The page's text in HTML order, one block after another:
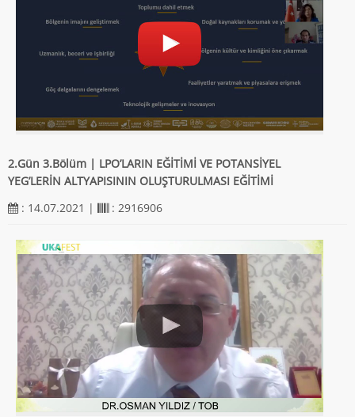
2.Gün 3.Bölüm | LPO’LARIN EĞİTİMİ VE POTANSİYEL
YEG’LERİN ALTYAPISININ OLUŞTURULMASI EĞİTİMİ
: 14.07.2021 |
: 2916906